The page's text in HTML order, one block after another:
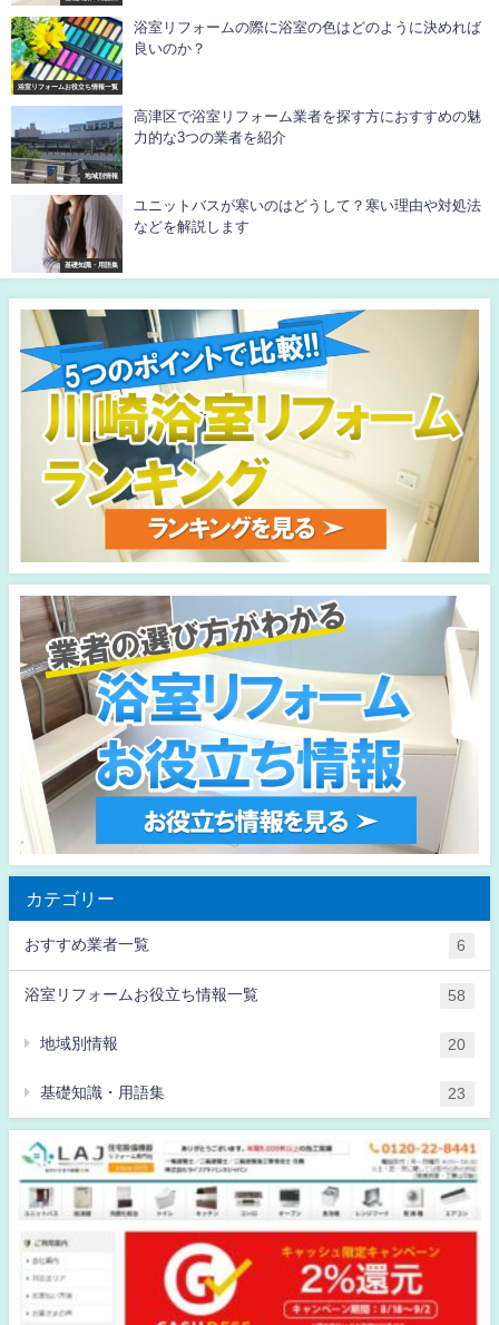
浴室リフォームお役立ち情報一覧
浴室リフォームの際に浴室の色はどのように決めれば
良いのか？
地域別情報
高津区で浴室リフォーム業者を探す方におすすめの魅
力的な3つの業者を紹介
基礎知識・用語集
ユニットバスが寒いのはどうして？寒い理由や対処法
などを解説します
カテゴリー
おすすめ業者一覧 6
浴室リフォームお役立ち情報一覧 58
地域別情報 20
基礎知識・用語集 23